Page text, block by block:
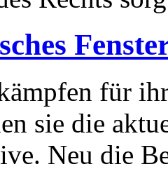
für
sie die
Neu die